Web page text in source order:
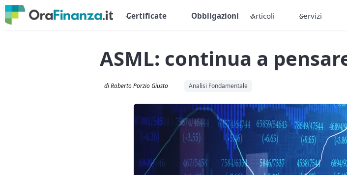
Certificate Obbligazioni Articoli Servizi
ASML: continua a
di Roberto Porzio Giusto Analisi Fondamentale